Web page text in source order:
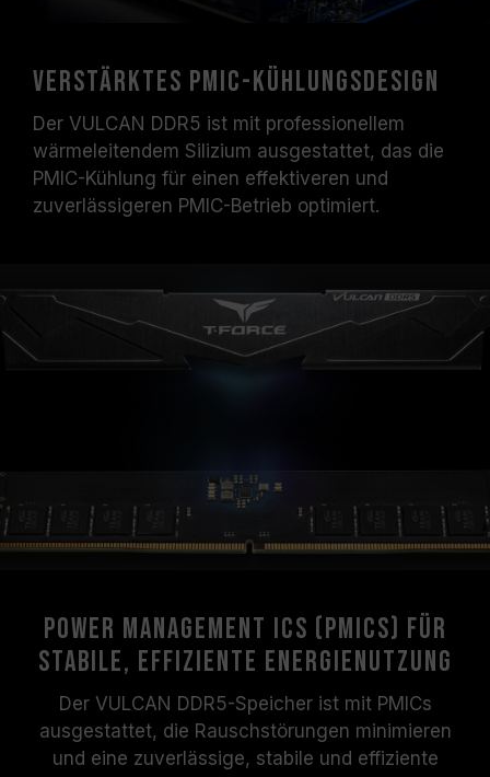
Verstärktes PMIC-Kühlungsdesign
Der VULCAN DDR5 ist mit professionellem
wärmeleitendem Silizium ausgestattet, das die
PMIC-Kühlung für einen effektiveren und
zuverlässigeren PMIC-Betrieb optimiert.
Power Management ICs (PMICs) für
stabile, effiziente Energienutzung
Der VULCAN DDR5-Speicher ist mit PMICs
ausgestattet, die Rauschstörungen minimieren
und eine zuverlässige, stabile und effiziente